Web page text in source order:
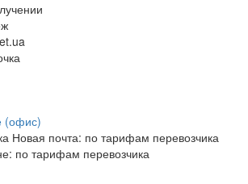
(офис)
Новая почта: по тарифам перевозчика
по тарифам перевозчика